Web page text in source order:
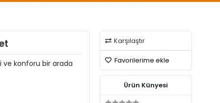
ve konforu bir arada
Karşılaştır
Favorilerime ekle
Ürün Künyesi